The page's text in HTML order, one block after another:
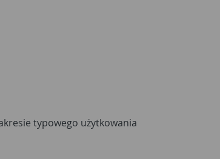
typowego użytkowania